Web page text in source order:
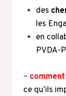
des
les
en
PVDA-
–
ce qu’ils